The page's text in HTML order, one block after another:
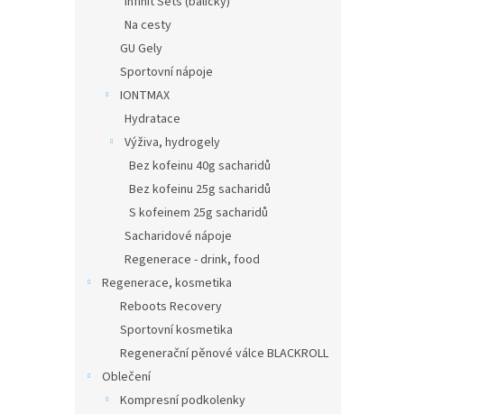
Na cesty
GU Gely
Sportovní nápoje
IONTMAX
Hydratace
Výživa, hydrogely
Bez kofeinu 40g sacharidů
Bez kofeinu 25g sacharidů
S kofeinem 25g sacharidů
Sacharidové nápoje
Regenerace - drink, food
Regenerace, kosmetika
Reboots Recovery
Sportovní kosmetika
Regenerační pěnové válce BLACKROLL
Oblečení
Kompresní podkolenky